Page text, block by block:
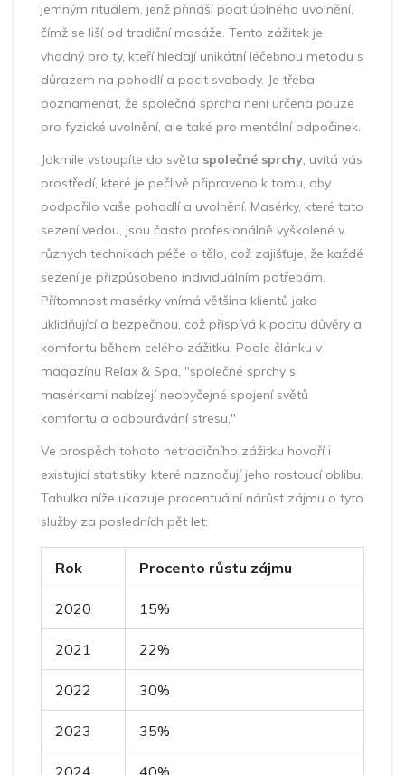
jemným rituálem, jenž přináší pocit úplného uvolnění,
čímž se liší od tradiční masáže. Tento zážitek je
vhodný pro ty, kteří hledají unikátní léčebnou metodu s
důrazem na pohodlí a pocit svobody. Je třeba
poznamenat, že společná sprcha není určena pouze
pro fyzické uvolnění, ale také pro mentální odpočinek.
Jakmile vstoupíte do světa společné sprchy, uvítá vás
prostředí, které je pečlivě připraveno k tomu, aby
podpořilo vaše pohodlí a uvolnění. Masérky, které tato
sezení vedou, jsou často profesionálně vyškolené v
různých technikách péče o tělo, což zajišťuje, že každé
sezení je přizpůsobeno individuálním potřebám.
Přítomnost masérky vnímá většina klientů jako
uklidňující a bezpečnou, což přispívá k pocitu důvěry a
komfortu během celého zážitku. Podle článku v
magazínu Relax & Spa, "společné sprchy s
masérkami nabízejí neobyčejné spojení světů
komfortu a odbourávání stresu."
Ve prospěch tohoto netradičního zážitku hovoří i
existující statistiky, které naznačují jeho rostoucí oblibu.
Tabulka níže ukazuje procentuální nárůst zájmu o tyto
služby za posledních pět let:
Rok Procento růstu zájmu
2020 15%
2021 22%
2022 30%
2023 35%